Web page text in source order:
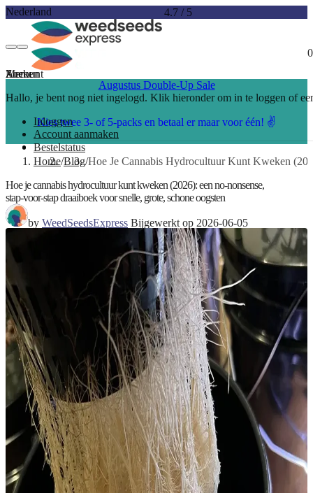
Nederland 4.7 /5
0
Account
Hallo, je bent nog niet ingelogd. Klik hieronder om in te loggen of
Inloggen
Account aanmaken
Bestelstatus
Menu
Zoeken
Augustus Double-Up Sale
Kies twee 3- of 5-packs en betaal er maar voor één! ✌️
Home Blog Hoe Je Cannabis Hydrocultuur Kunt Kweken
Hoe je cannabis hydrocultuur kunt kweken (2026): een no‑nonsense,
stap‑voor‑stap draaiboek voor snelle, grote, schone oogsten
by WeedSeedsExpress Bijgewerkt op 2026-06-05